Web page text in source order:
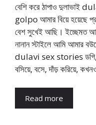
বেশি করে ঠাপাও
golpo আমার বিয়ে হয়েছে
বেশ সুখেই আছি। ইচ্ছেমত
নানান স্টাইলে আমি আমার
dulavi sex stories ডগি,
বসিয়ে, বসে, দাঁড় করিয়ে,
Read more